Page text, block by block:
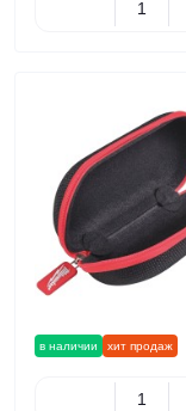
в наличии хит продаж